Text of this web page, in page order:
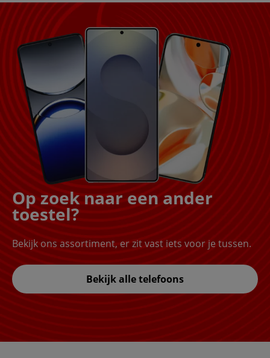
Op zoek naar een ander
toestel?
Bekijk ons assortiment, er zit vast iets voor je tussen.
Bekijk alle telefoons